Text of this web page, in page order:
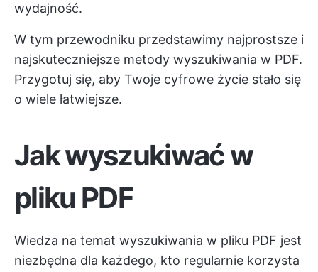
wydajność.
W tym przewodniku przedstawimy najprostsze i
najskuteczniejsze metody wyszukiwania w PDF.
Przygotuj się, aby Twoje cyfrowe życie stało się
o wiele łatwiejsze.
Jak wyszukiwać w
pliku PDF
Wiedza na temat wyszukiwania w pliku PDF jest
niezbędna dla każdego, kto regularnie korzysta